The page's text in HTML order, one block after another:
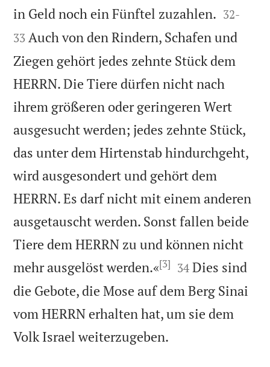
in Geld noch ein Fünftel zuzahlen. 

32-
33 Auch von den Rindern, Schafen und
Ziegen gehört jedes zehnte Stück dem
HERRN. Die Tiere dürfen nicht nach
ihrem größeren oder geringeren Wert
ausgesucht werden; jedes zehnte Stück,
das unter dem Hirtenstab hindurchgeht,
wird ausgesondert und gehört dem
HERRN. Es darf nicht mit einem anderen
ausgetauscht werden. Sonst fallen beide
Tiere dem HERRN zu und können nicht
mehr ausgelöst werden.«[3] 

34 Dies sind
die Gebote, die Mose auf dem Berg Sinai
vom HERRN erhalten hat, um sie dem
Volk Israel weiterzugeben.